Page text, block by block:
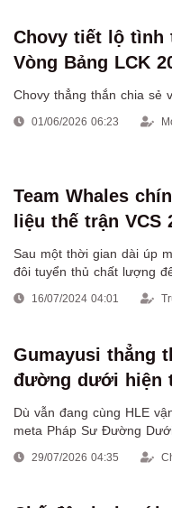
Chovy tiết lộ tình
Vòng Bảng LCK
Chovy thẳng thắn chia sẻ
01/06/2026 06:23
Team Whales
liệu thế trận VCS
Sau một thời gian dài úp
đôi tuyển thủ chất lượng
VCS 2024 Mùa Hè.
16/07/2024 04:01
Gumayusi thẳng
đường dưới hiện
Dù vẫn đang cùng HLE
meta Pháp Sư Đường
29/07/2026 04:35